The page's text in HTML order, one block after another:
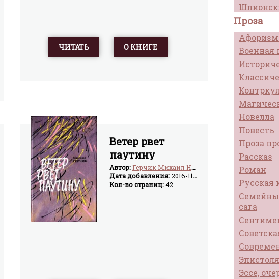
Проза
Военная
Новелла
Повесть
Проза
Рассказ
Роман
Русская
сага
Эссе,
ЧИТАТЬ О КНИГЕ
Ветер рвет
паутину
Автор:Герчик Михаил Наумович
Дата добавления:2016-11-08
Кол-во страниц:42